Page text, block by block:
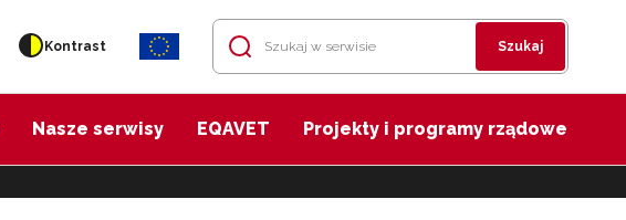
Kontrast Szukaj
Nasze serwisy EQAVET Projekty i programy rządowe